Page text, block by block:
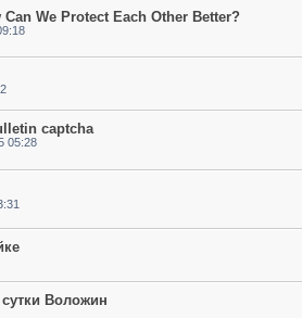
We Protect Each Other Better?
captcha
05:28
Воложин